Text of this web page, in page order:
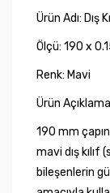
Ürün Adı: Dış
Ölçü: 190 x
Renk: Mavi
Ürün
190 mm
mavi dış
bileşenlerin